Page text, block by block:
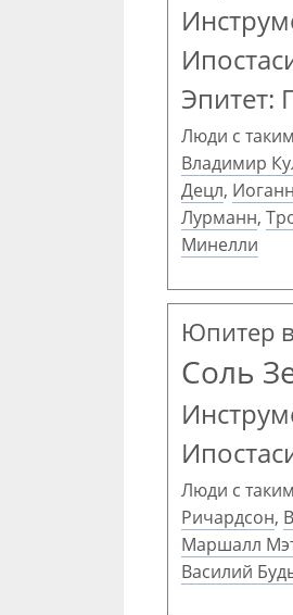
Люди с
Владимир
Децл,
Лурманн,
Минелли
Юпитер
Соль
Люди с
Ричардсон,
Маршалл
Василий